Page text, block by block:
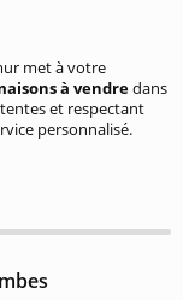
met à votre
à vendredans
et respectant
personnalisé.